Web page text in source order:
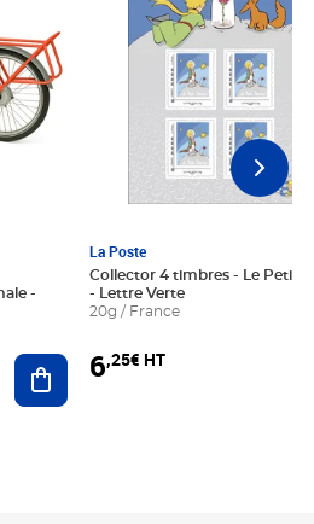
Ajouter au panier
La Poste
Collector 4 timbres - Le Petit
- Lettre Verte
20g / France
6,25€ HT